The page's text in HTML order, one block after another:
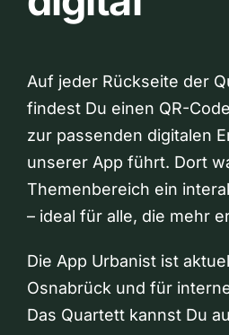
Auf jeder Rückseite der
findest Du einen QR-
zur passenden digitalen
unserer App führt. Dort
Themenbereich ein
– ideal für alle, die mehr
Die App Urbanist ist
Osnabrück und für
Das Quartett kannst Du